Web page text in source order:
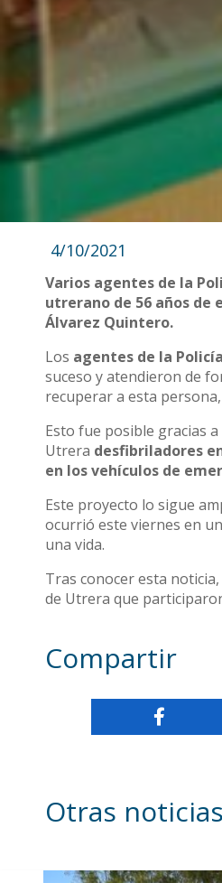
4/10/2021
Varios agentes de la
utrerano de 56 años de
Álvarez Quintero.
Los agentes de la
suceso y atendieron de
recuperar a esta
Esto fue posible gracias
Utrera desfibriladores
en los vehículos de
Este proyecto lo sigue
ocurrió este viernes en
una vida.
Tras conocer esta
de Utrera que
Compartir
Otras noticias